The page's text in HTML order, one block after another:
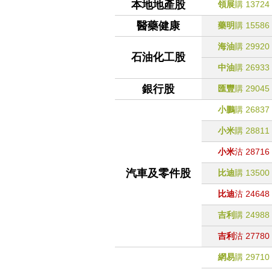
本地地產股 領展購 13724
醫藥健康 藥明購 15586
石油化工股
海油購 29920
中油購 26933
銀行股 匯豐購 29045
汽車及零件股
小鵬購 26837
小米購 28811
小米沽 28716
比迪購 13500
比迪沽 24648
吉利 購 24988
吉利沽 27780
網易購 29710